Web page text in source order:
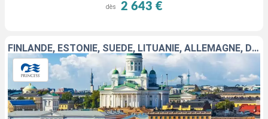
dès 2 643 €
FINLANDE, ESTONIE, SUÈDE, LITUANIE, ALLEMAGNE, DANEMARK, NORVÈGE, ISLANDE